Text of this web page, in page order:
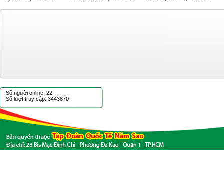
Số người online: 22
Số lượt truy cập: 3443870